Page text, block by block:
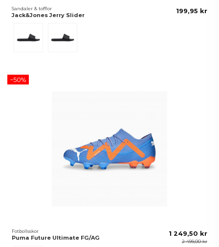
Sandaler & tofflor
Jack&Jones Jerry Slider
199,95 kr
−50%
Fotbollsskor
Puma Future Ultimate FG/AG
1 249,50 kr
2 499,00 kr